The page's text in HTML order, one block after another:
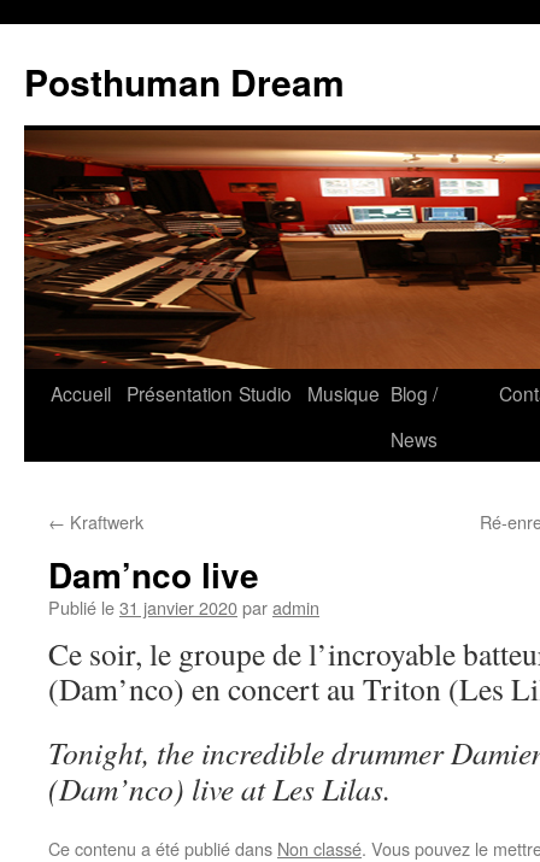
Posthuman Dream
Accueil Présentation Studio Musique Blog /
News
← Kraftwerk Ré-
Dam’nco live
Publié le31 janvier 2020paradmin
Ce soir, le groupe de l’incroyable
(Dam’nco) en concert au Triton (Les
Tonight, the incredible drummer
(Dam’nco) live at Les Lilas.
Ce contenu a été publié dans Non classé. Vous pouvez le